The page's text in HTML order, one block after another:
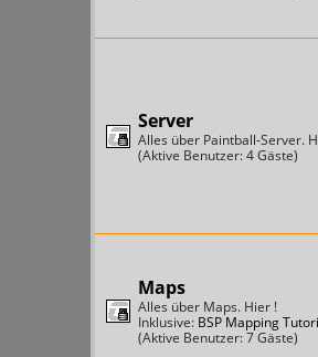
Server
Alles über Paintball-Server.
(Aktive Benutzer: 4 Gäste)
Maps
Alles über Maps. Hier !
Inklusive: BSP Mapping
(Aktive Benutzer: 7 Gäste)